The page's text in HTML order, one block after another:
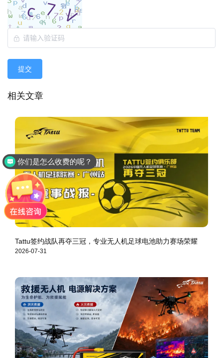
提交
相关文章
Tattu签约战队再夺三冠，专业无人机足球电池助力赛场荣耀
2026-07-31
你们是怎么收费的呢？
是品牌厂家直销吗？